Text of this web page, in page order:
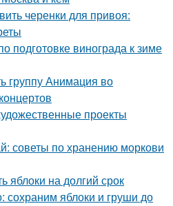
черенки для привоя:
подготовке винограда к зиме
группу Анимация во
проекты
советы по хранению моркови
яблоки на долгий срок
сохраним яблоки и груши до